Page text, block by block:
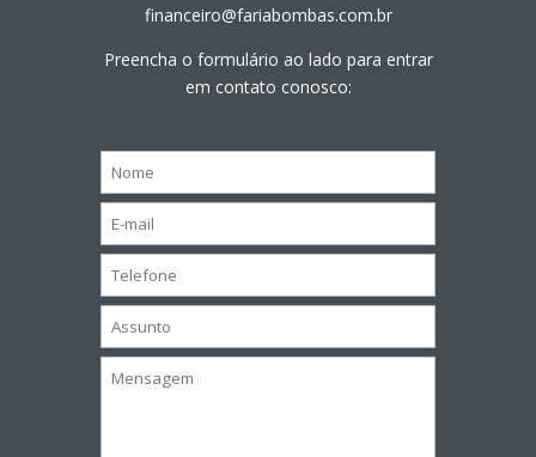
financeiro@fariabombas.com.br
Preencha o formulário ao lado para entrar
em contato conosco: